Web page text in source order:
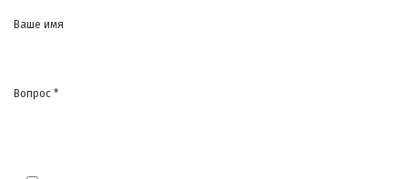
Ваше имя
Вопрос *